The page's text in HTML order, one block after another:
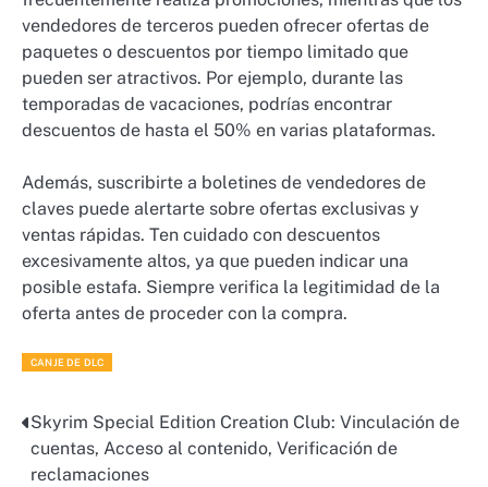
vendedores de terceros pueden ofrecer ofertas de
paquetes o descuentos por tiempo limitado que
pueden ser atractivos. Por ejemplo, durante las
temporadas de vacaciones, podrías encontrar
descuentos de hasta el 50% en varias plataformas.
Además, suscribirte a boletines de vendedores de
claves puede alertarte sobre ofertas exclusivas y
ventas rápidas. Ten cuidado con descuentos
excesivamente altos, ya que pueden indicar una
posible estafa. Siempre verifica la legitimidad de la
oferta antes de proceder con la compra.
CANJE DE DLC
Post
navigation
Skyrim Special Edition Creation Club: Vinculación de
cuentas, Acceso al contenido, Verificación de
reclamaciones